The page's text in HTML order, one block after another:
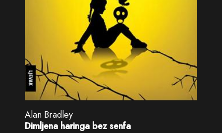
Alan Bradley
Dimljena haringa bez senfa